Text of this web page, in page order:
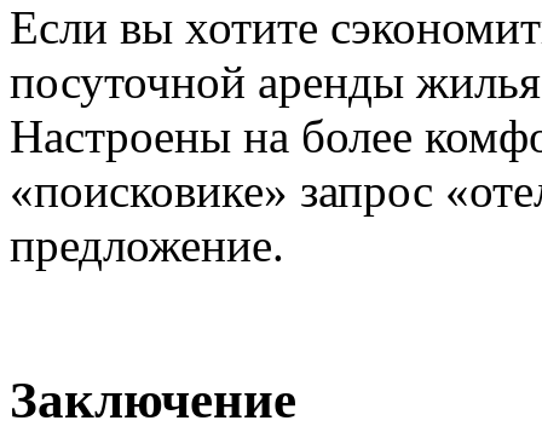
Если вы хотите
посуточной аренды
Настроены на более
«поисковике» запрос
предложение.
Заключение